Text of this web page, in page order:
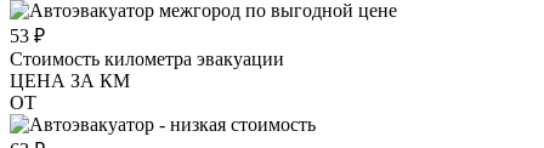
53 ₽
Стоимость километра эвакуации
ЦЕНА ЗА КМ
ОТ